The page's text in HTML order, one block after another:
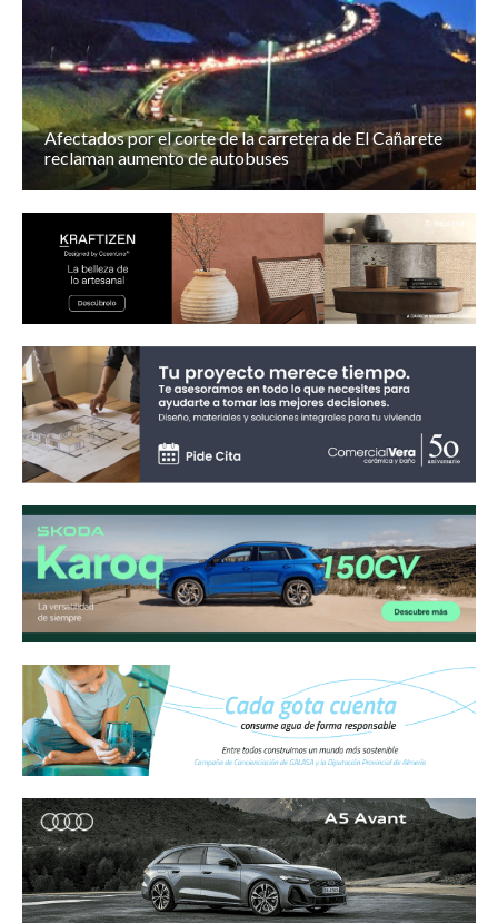
Afectados por el corte de la carretera de El Cañarete
reclaman aumento de autobuses